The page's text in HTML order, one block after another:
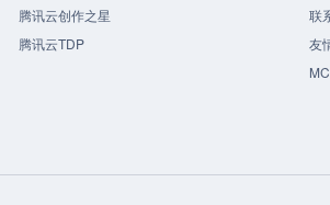
腾讯云创作之星
腾讯云TDP
联
友